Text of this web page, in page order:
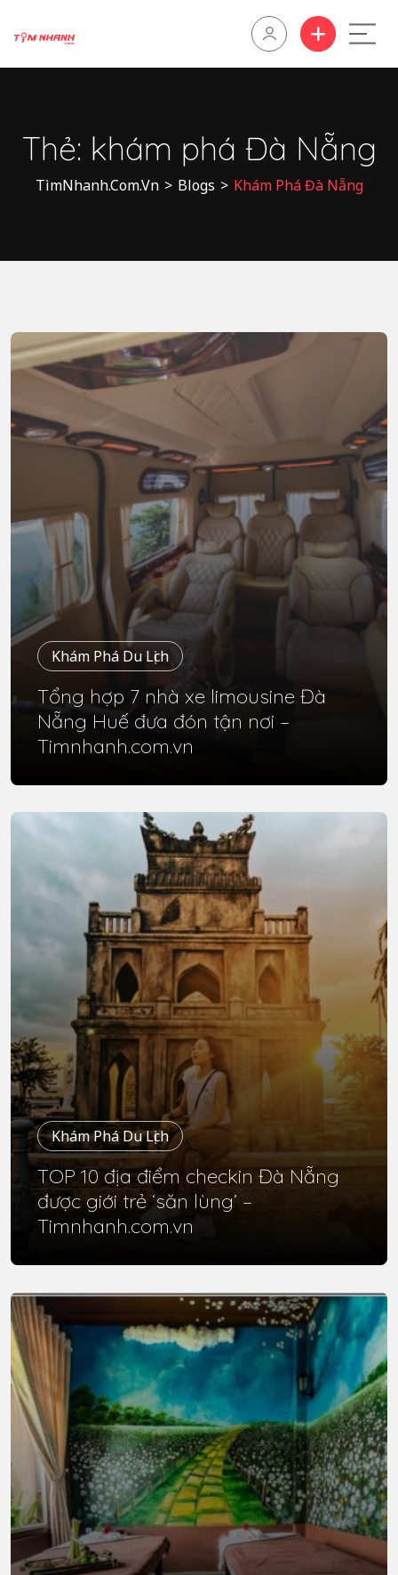
Thẻ: khám phá Đà Nẵng
TìmNhanh.Com.Vn > Blogs > Khám Phá Đà Nẵng
Khám Phá Du Lịch
Tổng hợp 7 nhà xe limousine Đà
Nẵng Huế đưa đón tận nơi –
Timnhanh.com.vn
Khám Phá Du Lịch
TOP 10 địa điểm checkin Đà Nẵng
được giới trẻ ‘săn lùng’ –
Timnhanh.com.vn